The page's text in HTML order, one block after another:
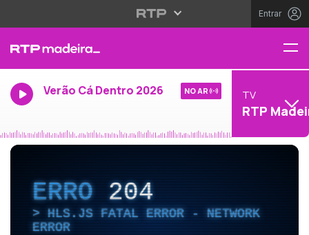
Entrar
Verão Cá Dentro 2026 NO AR TV
RTP
ERRO204
HLS.JS FATAL ERROR - NETWORK
ERROR